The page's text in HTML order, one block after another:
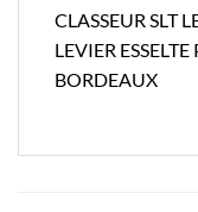
CLASSEUR SLT
LEVIER
BORDEAUX